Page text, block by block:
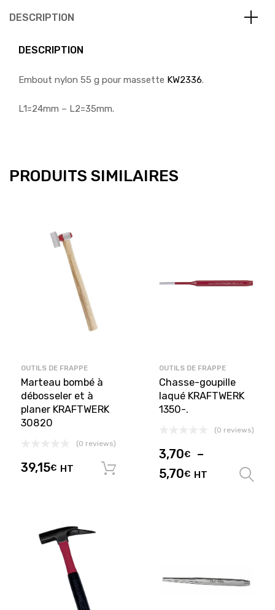
DESCRIPTION
DESCRIPTION
Embout nylon 55 g pour massette KW2336.
L1=24mm – L2=35mm.
PRODUITS SIMILAIRES
OUTILS DE FRAPPE
Marteau bombé à
débosseler et à
planer KRAFTWERK
30820
(0 reviews)
39,15€ HT Ajouter au panier
OUTILS DE FRAPPE
Chasse-goupille
laqué KRAFTWERK
1350-.
(0 reviews)
3,70€
–
5,70€ HT